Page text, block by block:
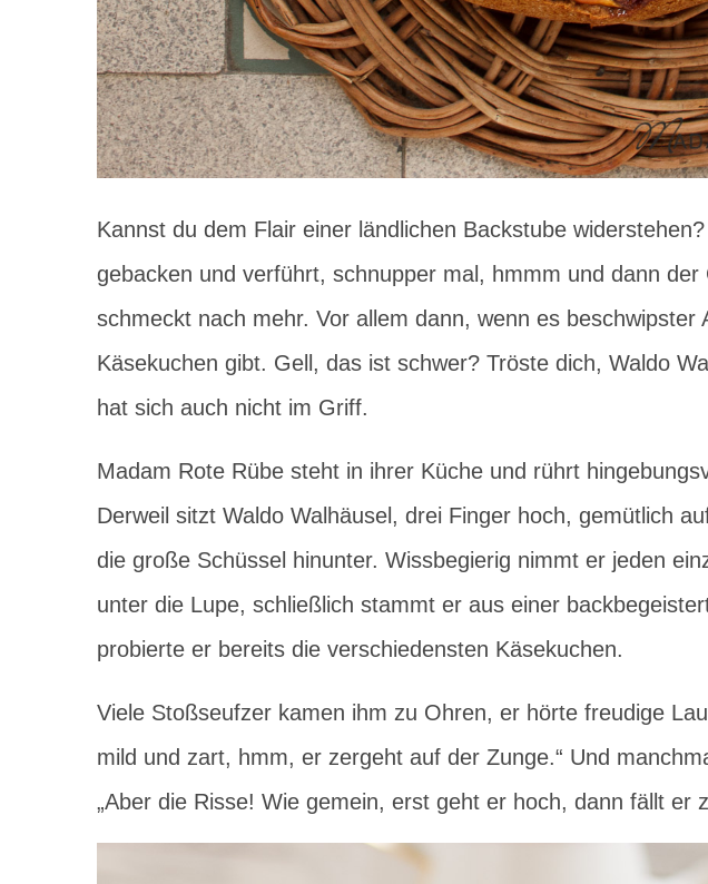
Kannst du dem Flair einer ländlichen Backstube
gebacken und verführt, schnupper mal, hmmm und dann der
schmeckt nach mehr. Vor allem dann, wenn es beschwipster
Käsekuchen gibt. Gell, das ist schwer? Tröste dich, Waldo
hat sich auch nicht im Griff.
Madam Rote Rübe steht in ihrer Küche und rührt
Derweil sitzt Waldo Walhäusel, drei Finger hoch, gemütlich
die große Schüssel hinunter. Wissbegierig nimmt er jeden
unter die Lupe, schließlich stammt er aus einer
probierte er bereits die verschiedensten Käsekuchen.
Viele Stoßseufzer kamen ihm zu Ohren, er hörte freudige
mild und zart, hmm, er zergeht auf der Zunge.“ Und
„Aber die Risse! Wie gemein, erst geht er hoch, dann fällt er